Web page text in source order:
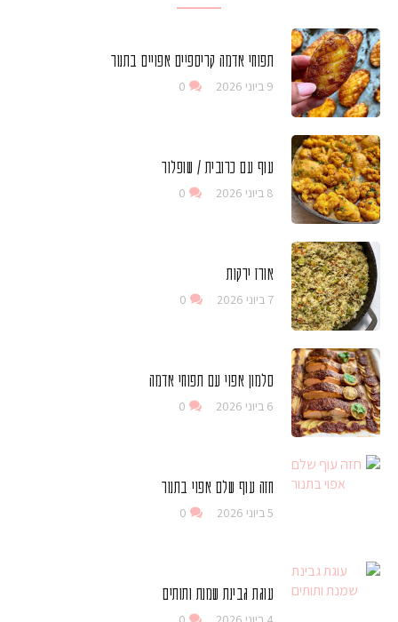
תפוחי אדמה קריספיים אפויים בתנור
9 ביוני 2026 0
עוף עם כרובית / שופלור
8 ביוני 2026 0
אורז ירקות
7 ביוני 2026 0
סלמון אפוי עם תפוחי אדמה
6 ביוני 2026 0
חזה עוף שלם אפוי בתנור
5 ביוני 2026 0
עוגת גבינת שמנת ותותים